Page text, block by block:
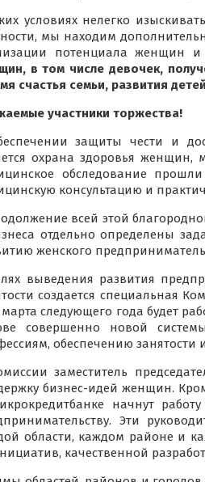
условиях нелегко
мы находим
потенциала женщин и
в том числе девочек,
счастья семьи, развития
участники торжества!
защиты чести и
охрана здоровья женщин,
обследование
консультацию и
всей этой
отдельно определены
женского
выведения развития
создается специальная
следующего года будет
совершенно новой
обеспечению
заместитель
бизнес-идей женщин.
начнут
Эти
области, каждом районе и
качественной